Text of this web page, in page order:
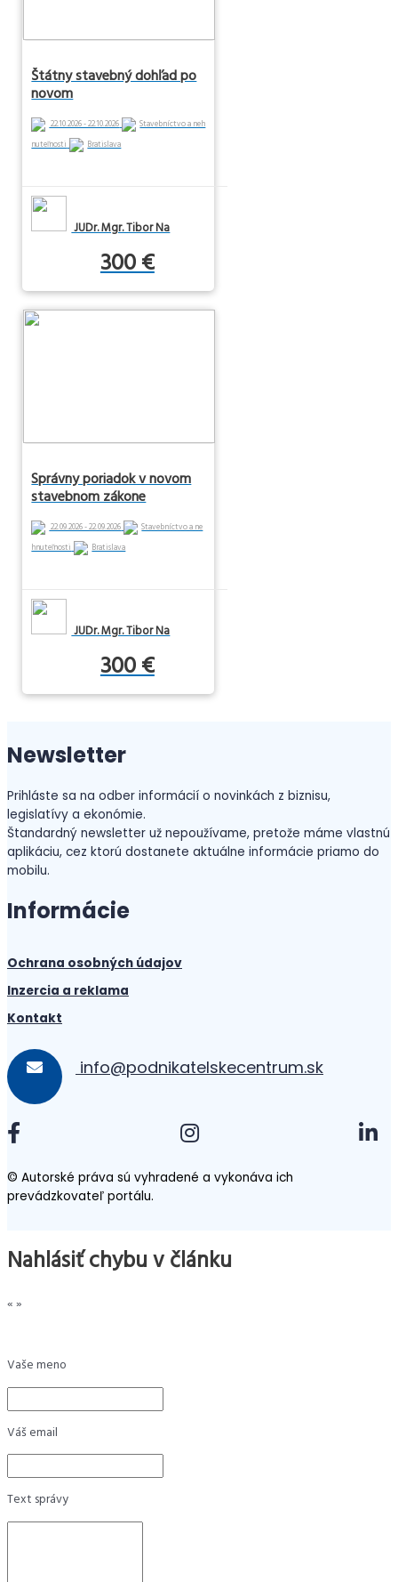
Štátny stavebný dohľad po
novom
22.10.2026 - 22.10.2026
Stavebníctvo a neh
nuteľnosti
Bratislava
JUDr. Mgr. Tibor Na
300 €
Správny poriadok v novom
stavebnom zákone
22.09.2026 - 22.09.2026
Stavebníctvo a ne
hnuteľnosti
Bratislava
JUDr. Mgr. Tibor Na
300 €
Newsletter
Prihláste sa na odber informácií o novinkách z biznisu,
legislatívy a ekonómie.
Štandardný newsletter už nepoužívame, pretože máme vlastnú
aplikáciu, cez ktorú dostanete aktuálne informácie priamo do
mobilu.
Informácie
Ochrana osobných údajov
Inzercia a reklama
Kontakt
info@podnikatelskecentrum.sk
© Autorské práva sú vyhradené a vykonáva ich
prevádzkovateľ portálu.
Nahlásiť chybu v článku
«»
Vaše meno
Váš email
Text správy